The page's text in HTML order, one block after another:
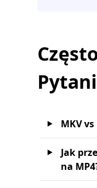
MKV
Jak
na